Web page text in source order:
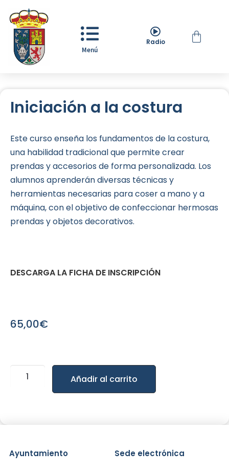
Menú
Radio
Iniciación a la costura
Este curso enseña los fundamentos de la costura,
una habilidad tradicional que permite crear
prendas y accesorios de forma personalizada. Los
alumnos aprenderán diversas técnicas y
herramientas necesarias para coser a mano y a
máquina, con el objetivo de confeccionar hermosas
prendas y objetos decorativos.
DESCARGA LA FICHA DE INSCRIPCIÓN
65,00€
Añadir al carrito
Ayuntamiento Sede electrónica